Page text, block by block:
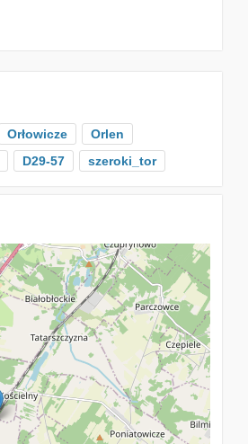
Orłowicze
Orlen
D29-57 szeroki_tor